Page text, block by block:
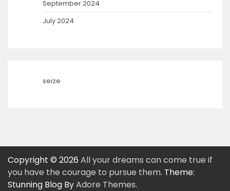
September 2024
July 2024
seize
Copyright © 2026 All your dreams can come true if
you have the courage to pursue them. Theme:
Stunning Blog ByAdore Themes.